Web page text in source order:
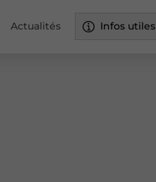
Actualités Infos utiles